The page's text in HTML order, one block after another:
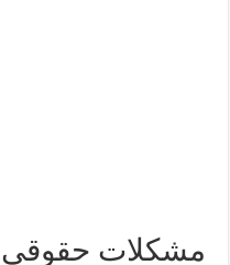
مشکلات حقوقی